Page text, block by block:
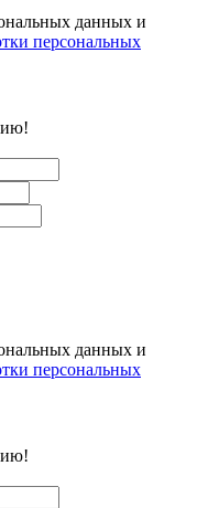
данных и
персональных
данных и
персональных